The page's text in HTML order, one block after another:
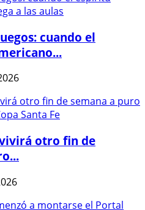
cuando el
otro fin de